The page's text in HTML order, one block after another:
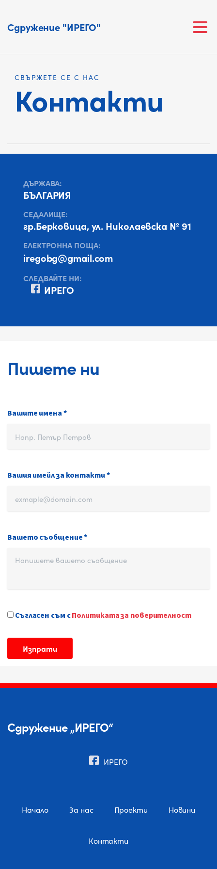
Сдружение "ИРЕГО"
СВЪРЖЕТЕ СЕ С НАС
Контакти
ДЪРЖАВА:
БЪЛГАРИЯ
СЕДАЛИЩЕ:
гр.Берковица, ул. Николаевска № 91
EЛЕКТРОННА ПОЩА:
iregobg@gmail.com
СЛЕДВАЙТЕ НИ:
ИРЕГО
Пишете ни
Вашите имена *
Вашия имейл за контакти *
Вашето съобщение *
Съгласен съм сПолитиката за поверителност
Сдружение „ИРЕГО“
ИРЕГО
Начало За нас Проекти Новини
Контакти